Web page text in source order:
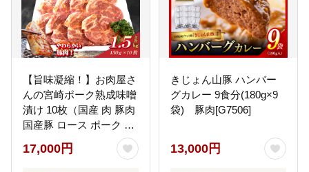
【旨味凝縮！】お肉屋さ
んの宮崎ポーク熟成味噌
漬け 10枚（国産 肉 豚肉
国産豚 ロース ポーク 味
噌漬け 小分け ステーキ
冷凍）
17,000円
きじょん山豚 ハンバー
グカレー 9食分(180g×9
袋) 豚肉[G7506]
13,000円